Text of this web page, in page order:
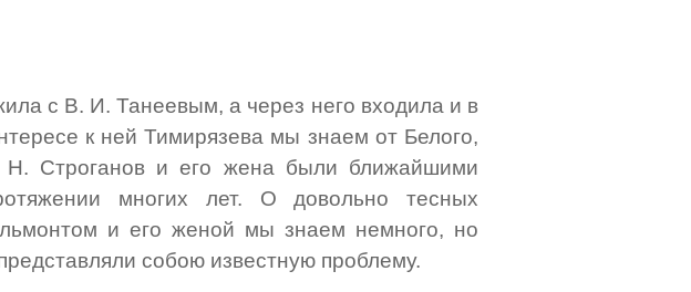
с В. И. Танеевым, а через него входила и в
к ней Тимирязева мы знаем от Белого,
Н. Строганов и его жена были ближайшими
многих лет. О довольно тесных
и его женой мы знаем немного, но
собою известную проблему.